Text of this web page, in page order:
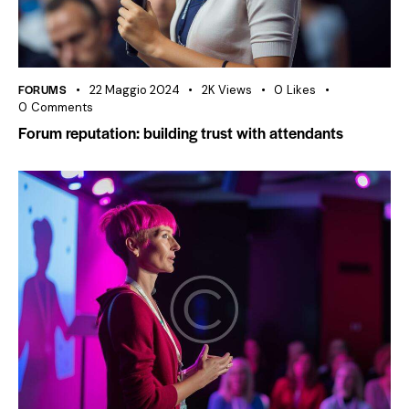
FORUMS 22 Maggio 2024 2K Views 0 Likes
0 Comments
Forum reputation: building trust with attendants